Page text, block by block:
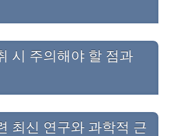
시 주의해야 할 점과
최신 연구와 과학적 근